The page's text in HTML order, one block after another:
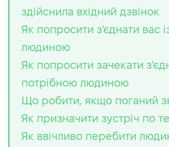
здійснила вхідний дзвінок
Як попросити з'єднати вас
людиною
Як попросити зачекати
потрібною людиною
Що робити, якщо поганий
Як призначити зустріч по
Як ввічливо перебити